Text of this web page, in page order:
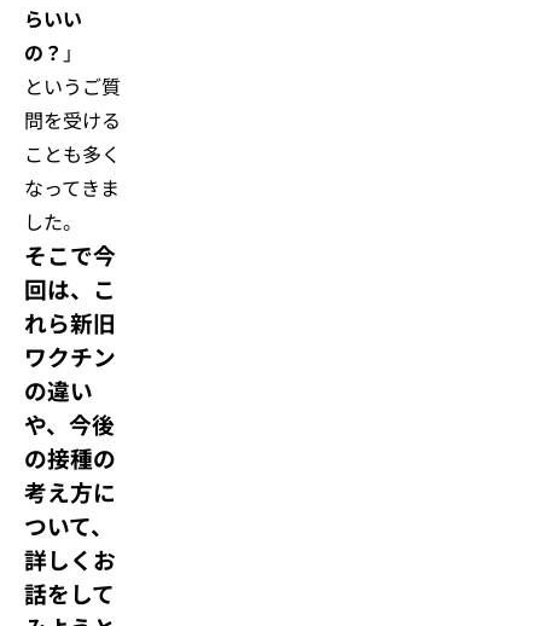
らいい
の？ 」
というご質
問を受ける
ことも多く
なってきま
した。
そこで今
回は、こ
れら新旧
ワクチン
の違い
や、今後
の接種の
考え方に
ついて、
詳しくお
話をして